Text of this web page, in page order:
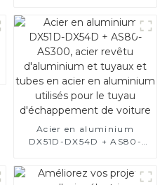
Acier en aluminium
DX51D-DX54D + AS80-
d'aluminium et tuyaux et
tubes en acier en